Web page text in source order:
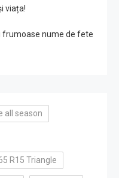
viața!
frumoase nume de fete
all season
R15 Triangle